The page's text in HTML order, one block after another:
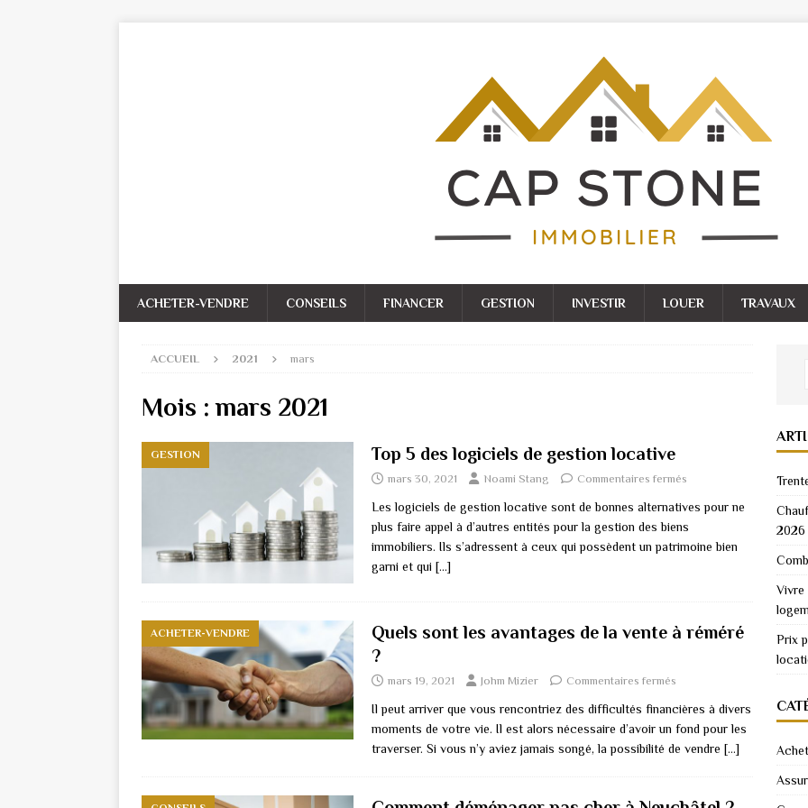
ACHETER-VENDRE CONSEILS FINANCER GESTION INVESTIR LOUER TRAVAUX
ACCUEIL 2021 mars
Mois :mars 2021
GESTION Top 5 des logiciels de gestion locative
mars 30, 2021 Noami Stang Commentaires fermés
Les logiciels de gestion locative sont de bonnes alternatives pour ne
plus faire appel à d’autres entités pour la gestion des biens
immobiliers. Ils s’adressent à ceux qui possèdent un patrimoine bien
garni et qui […]
ACHETER-VENDRE
Quels sont les avantages de la vente à réméré
?
mars 19, 2021 Johm Mizier Commentaires fermés
Il peut arriver que vous rencontriez des difficultés financières à divers
moments de votre vie. Il est alors nécessaire d’avoir un fond pour les
traverser. Si vous n’y aviez jamais songé, la possibilité de vendre […]
2026
Vivre
Prix